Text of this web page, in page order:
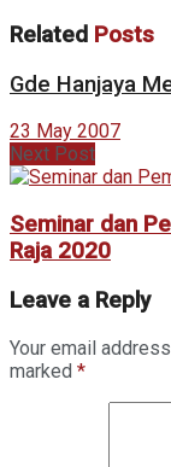
Related Posts
Gde Hanjaya
23 May 2007
Next Post
Seminar dan
Raja 2020
Leave a Reply
Your email
marked *